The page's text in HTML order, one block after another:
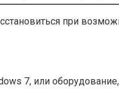
при
7, или